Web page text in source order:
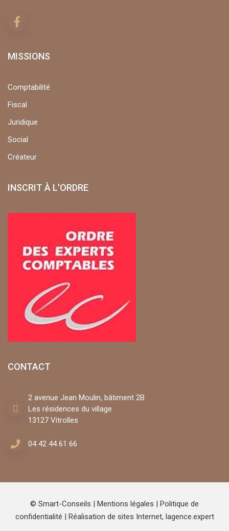
MISSIONS
Comptabilité
Fiscal
Juridique
Social
Créateur
INSCRIT À L'ORDRE
CONTACT
2 avenue Jean Moulin, bâtiment 2B
Les résidences du village
13127 Vitrolles
04 42 44 61 66
© Smart-Conseils | Mentions légales | Politique de
confidentialité | Réalisation de sites Internet, lagence.expert